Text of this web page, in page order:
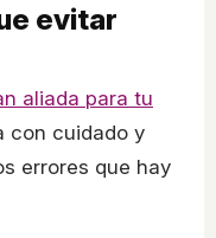
evitar
aliada para tu
con cuidado y
errores que hay